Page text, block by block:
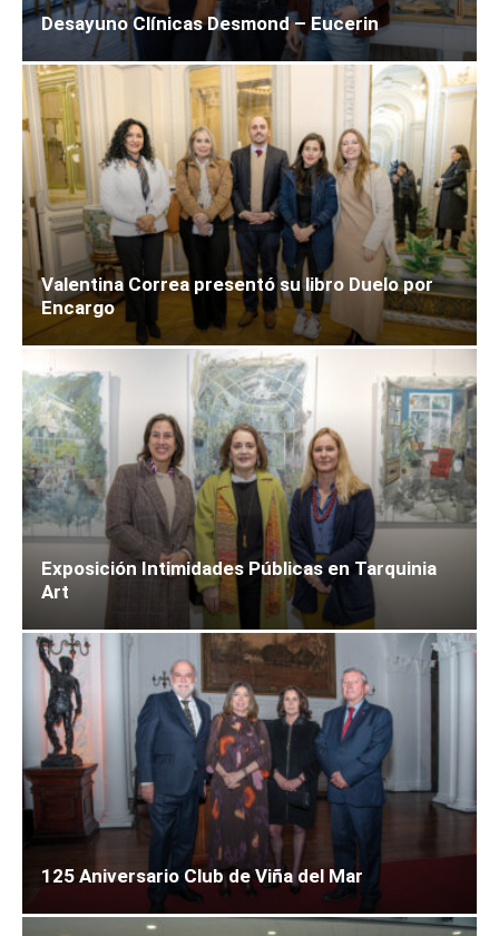
Desayuno Clínicas Desmond – Eucerin
Valentina Correa presentó su libro Duelo por
Encargo
Exposición Intimidades Públicas en Tarquinia
Art
125 Aniversario Club de Viña del Mar